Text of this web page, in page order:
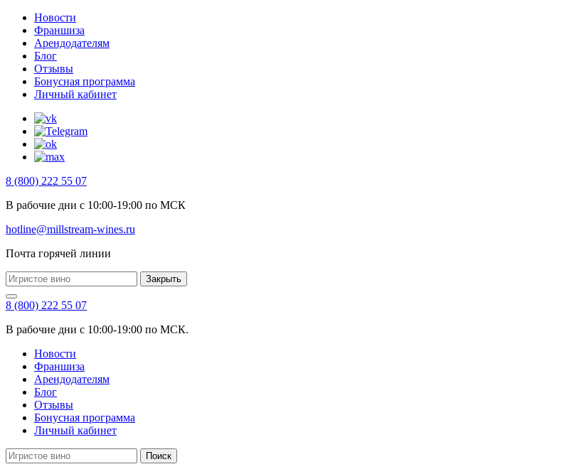
Новости
Франшиза
Арендодателям
Блог
Отзывы
Бонусная программа
Личный кабинет
8 (800) 222 55 07
В рабочие дни с 10:00-19:00 по МСК
hotline@millstream-wines.ru
Почта горячей линии
Закрыть
8 (800) 222 55 07
В рабочие дни с 10:00-19:00 по МСК.
Новости
Франшиза
Арендодателям
Блог
Отзывы
Бонусная программа
Личный кабинет
Поиск